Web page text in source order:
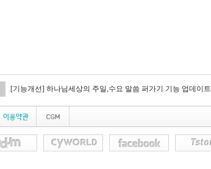
[기능개선] 하나님세상의 주일,수요 말씀 퍼가기 기능 업데이트